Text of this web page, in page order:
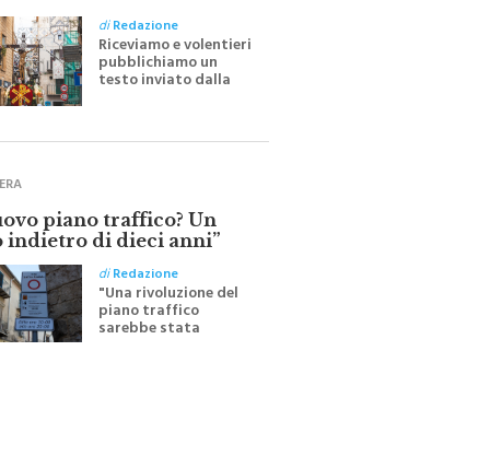
diRedazione
Riceviamo e volentieri
pubblichiamo un
testo inviato dalla
scrittrice monrealese
Festa del Santissimo
piano traffico? Un
indietro di dieci anni”
diRedazione
"Una rivoluzione del
piano traffico
sarebbe stata
efficace se preceduta